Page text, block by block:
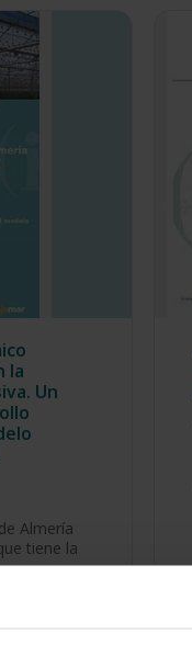
la
Un
Almería
tiene la